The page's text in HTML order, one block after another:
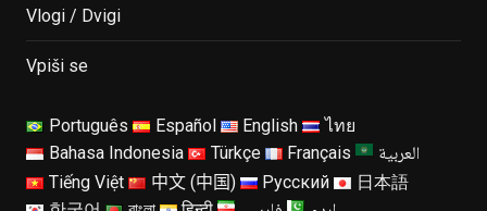
Vlogi / Dvigi
Vpiši se
Português Español English
ไทย
Bahasa Indonesia
Türkçe Français العربية
Tiếng Việt 中文 (中国) Русский
日本語